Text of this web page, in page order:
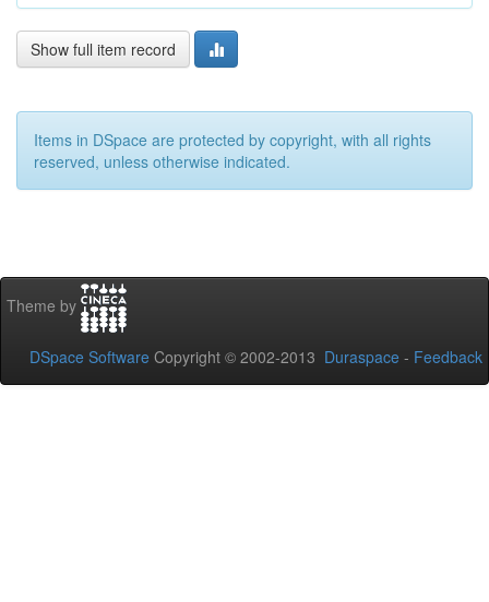
Show full item record
Items in DSpace are protected by copyright, with all rights
reserved, unless otherwise indicated.
Theme by
DSpace Software Copyright © 2002-2013 Duraspace - Feedback